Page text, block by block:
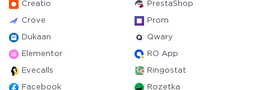
Creatio PrestaShop
Crove Prom
Dukaan Qwary
Elementor RO App
Evecalls Ringostat
Facebook Rozetka